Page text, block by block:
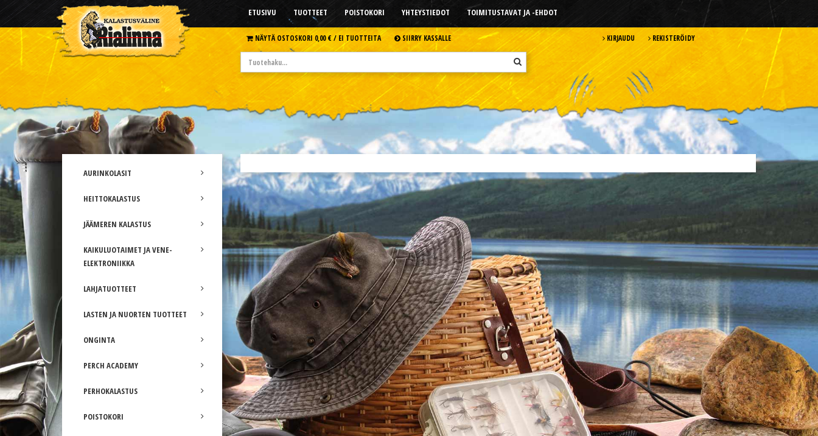
ETUSIVU TUOTTEET POISTOKORI YHTEYSTIEDOT TOIMITUSTAVAT JA -EHDOT
NÄYTÄ OSTOSKORI 0,00 € /EI TUOTTEITA SIIRRY KASSALLE KIRJAUDU REKISTERÖIDY
AURINKOLASIT
HEITTOKALASTUS
JÄÄMEREN KALASTUS
KAIKULUOTAIMET JA VENE-
ELEKTRONIIKKA
LAHJATUOTTEET
LASTEN JA NUORTEN TUOTTEET
ONGINTA
PERCH ACADEMY
PERHOKALASTUS
POISTOKORI